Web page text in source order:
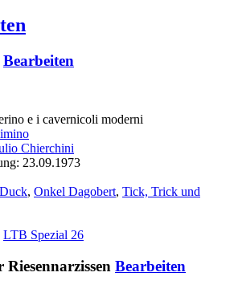
Bearbeiten
e i cavernicoli moderni
Chierchini
23.09.1973
, Onkel Dagobert, Tick, Trick und
LTB Spezial 26
Riesennarzissen Bearbeiten